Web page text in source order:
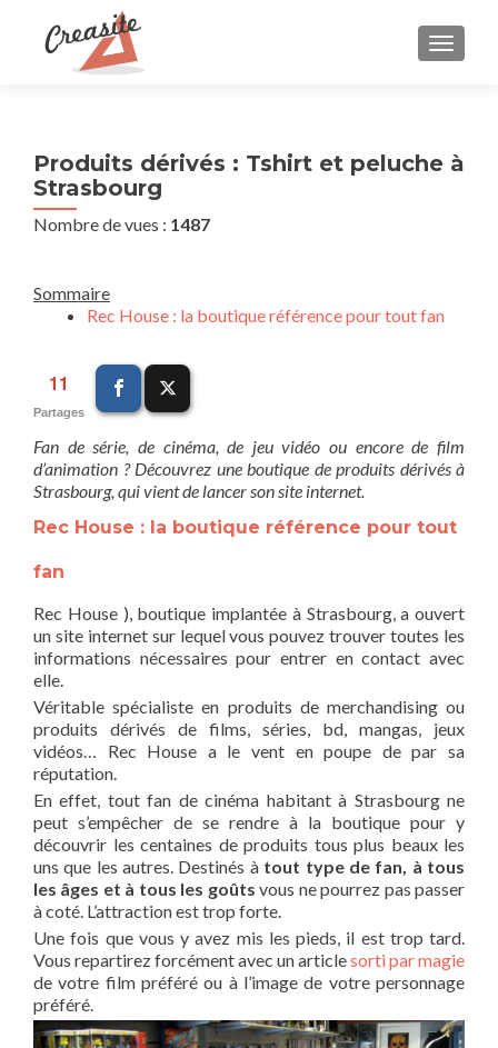
Produits dérivés : Tshirt et peluche à
Strasbourg
Nombre de vues : 1487
Sommaire
Rec House : la boutique référence pour tout fan
11
Partages
Fan de série, de cinéma, de jeu vidéo ou encore de film
d’animation ? Découvrez une boutique de produits dérivés à
Strasbourg, qui vient de lancer son site internet.
Rec House : la boutique référence pour tout
fan
Rec House ), boutique implantée à Strasbourg, a ouvert
un site internet sur lequel vous pouvez trouver toutes les
informations nécessaires pour entrer en contact avec
elle.
Véritable spécialiste en produits de merchandising ou
produits dérivés de films, séries, bd, mangas, jeux
vidéos… Rec House a le vent en poupe de par sa
réputation.
En effet, tout fan de cinéma habitant à Strasbourg ne
peut s’empêcher de se rendre à la boutique pour y
découvrir les centaines de produits tous plus beaux les
uns que les autres. Destinés à tout type de fan, à tous
les âges et à tous les goûts vous ne pourrez pas passer
à coté. L’attraction est trop forte.
Une fois que vous y avez mis les pieds, il est trop tard.
Vous repartirez forcément avec un articlesorti par magie
de votre film préféré ou à l’image de votre personnage
préféré.